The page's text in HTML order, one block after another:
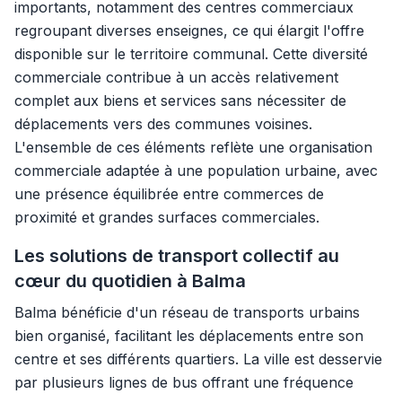
importants, notamment des centres commerciaux
regroupant diverses enseignes, ce qui élargit l'offre
disponible sur le territoire communal. Cette diversité
commerciale contribue à un accès relativement
complet aux biens et services sans nécessiter de
déplacements vers des communes voisines.
L'ensemble de ces éléments reflète une organisation
commerciale adaptée à une population urbaine, avec
une présence équilibrée entre commerces de
proximité et grandes surfaces commerciales.
Les solutions de transport collectif au
cœur du quotidien à Balma
Balma bénéficie d'un réseau de transports urbains
bien organisé, facilitant les déplacements entre son
centre et ses différents quartiers. La ville est desservie
par plusieurs lignes de bus offrant une fréquence